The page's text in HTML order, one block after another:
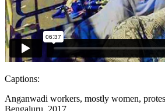
Captions:
Anganwadi workers, mostly women,
Bengaluru, 2017